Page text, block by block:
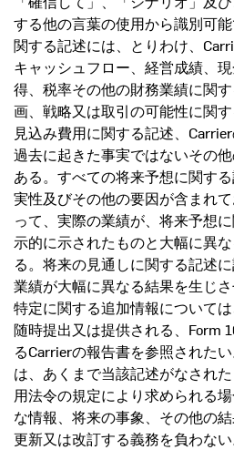
する他の言葉の使用から識別可
関する記述には、とりわけ、
キャッシュフロー、経営成績、
得、税率その他の財務業績に関
画、戦略又は取引の可能性に関
見込み費用に関する記述、
過去に起きた事実ではないその
ある。すべての将来予想に関す
実性及びその他の要因が含まれ
って、実際の業績が、将来予想
示的に示されたものと大幅に異
る。将来の見通しに関する記述
業績が大幅に異なる結果を生じ
特定に関する追加情報について
随時提出又は提供される、Form
るCarrierの報告書を参照された
は、あくまで当該記述がなされ
用法令の規定により求められる
な情報、将来の事象、その他の
更新又は改訂する義務を負わない